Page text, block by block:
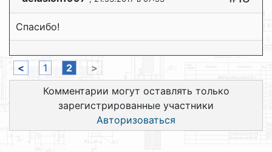
Спасибо!
< 1 2
>
Комментарии могут оставлять только
зарегистрированные участники
Авторизоваться